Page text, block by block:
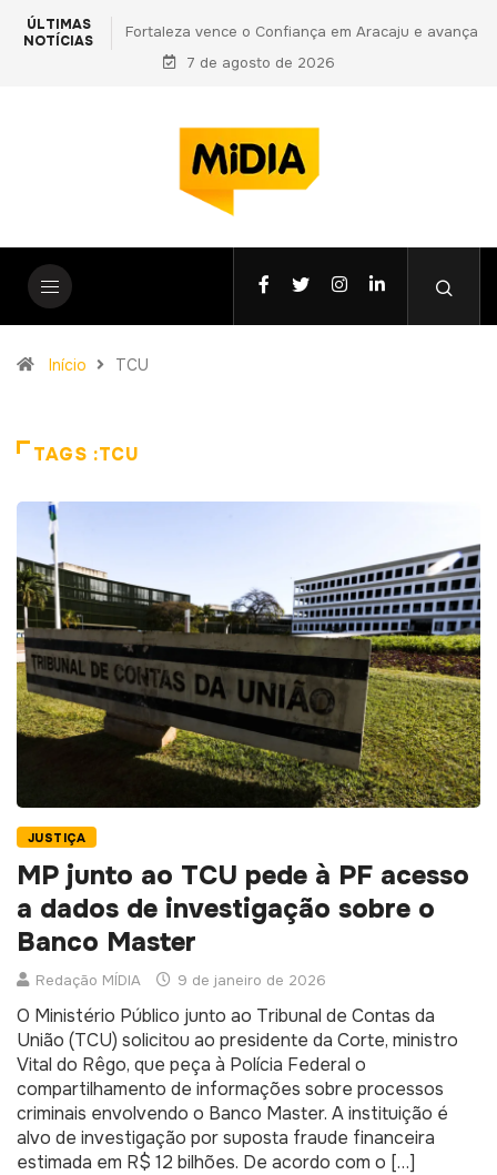
ÚLTIMAS
NOTÍCIAS
Aracaju e avança
PF prende primo de Daniel Vorcaro e aponta
vantagens indevidas a Ciro Nogueira em nova
7 de agosto de 2026
Início TCU
TAGS :TCU
JUSTIÇA
MP junto ao TCU pede à PF acesso
a dados de investigação sobre o
Banco Master
Redação MÍDIA 9 de janeiro de 2026
O Ministério Público junto ao Tribunal de Contas da
União (TCU) solicitou ao presidente da Corte, ministro
Vital do Rêgo, que peça à Polícia Federal o
compartilhamento de informações sobre processos
criminais envolvendo o Banco Master. A instituição é
alvo de investigação por suposta fraude financeira
estimada em R$ 12 bilhões. De acordo com o […]